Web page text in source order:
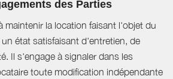
des Parties
maintenir la location faisant l'objet du
état satisfaisant d'entretien, de
Il s'engage à signaler dans les
toute modification indépendante